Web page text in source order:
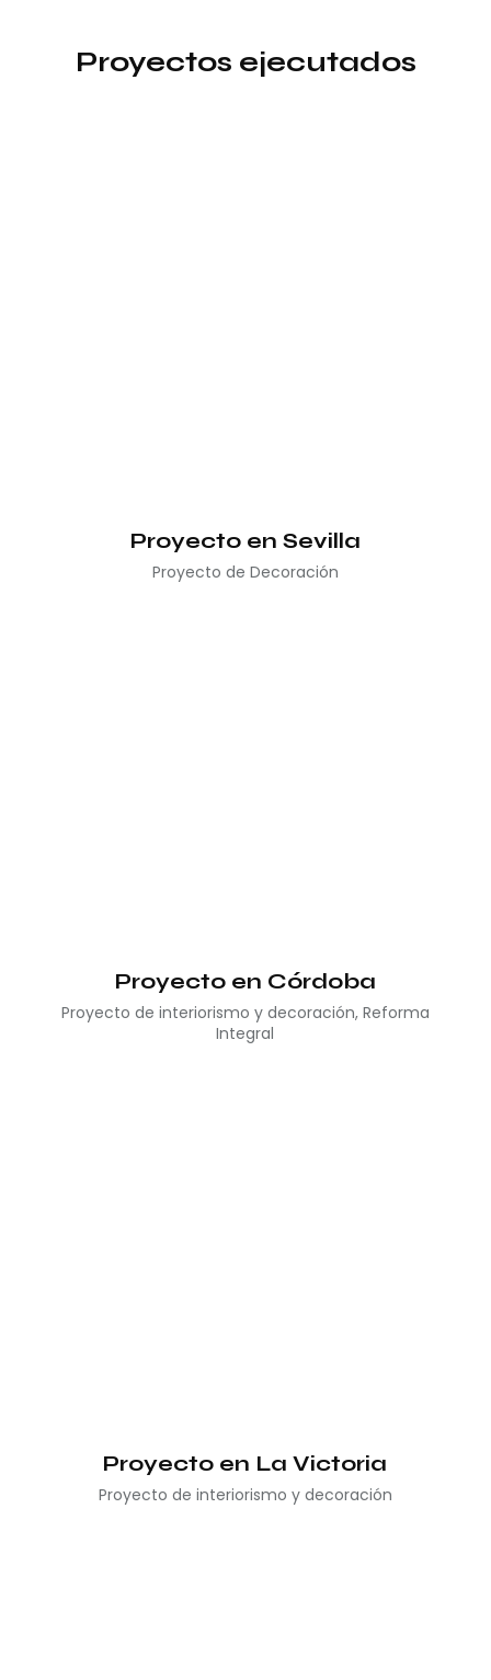
Proyectos ejecutados
Proyecto en Sevilla
Proyecto de Decoración
Proyecto en Córdoba
Proyecto de interiorismo y decoración, Reforma
Integral
Proyecto en La Victoria
Proyecto de interiorismo y decoración